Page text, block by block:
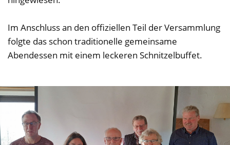
Im Anschluss an den offiziellen Teil der Versammlung
folgte das schon traditionelle gemeinsame
Abendessen mit einem leckeren Schnitzelbuffet.